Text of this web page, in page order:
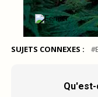
SUJETS CONNEXES :
Qu'est-